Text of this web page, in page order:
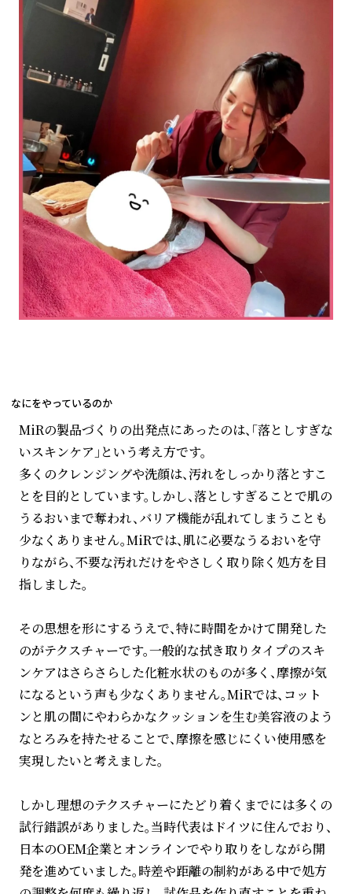
なにをやっているのか
MiRの製品づくりの出発点にあったのは、「落としすぎな
いスキンケア」という考え方です。
多くのクレンジングや洗顔は、汚れをしっかり落とすこ
とを目的としています。しかし、落としすぎることで肌の
うるおいまで奪われ、バリア機能が乱れてしまうことも
少なくありません。MiRでは、肌に必要なうるおいを守
りながら、不要な汚れだけをやさしく取り除く処方を目
指しました。
その思想を形にするうえで、特に時間をかけて開発した
のがテクスチャーです。一般的な拭き取りタイプのスキ
ンケアはさらさらした化粧水状のものが多く、摩擦が気
になるという声も少なくありません。MiRでは、コット
ンと肌の間にやわらかなクッションを生む美容液のよう
なとろみを持たせることで、摩擦を感じにくい使用感を
実現したいと考えました。
しかし理想のテクスチャーにたどり着くまでには多くの
試行錯誤がありました。当時代表はドイツに住んでおり、
日本のOEM企業とオンラインでやり取りをしながら開
発を進めていました。時差や距離の制約がある中で処方